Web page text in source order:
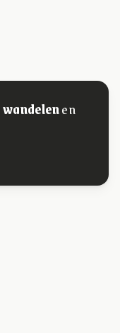
wandelenen